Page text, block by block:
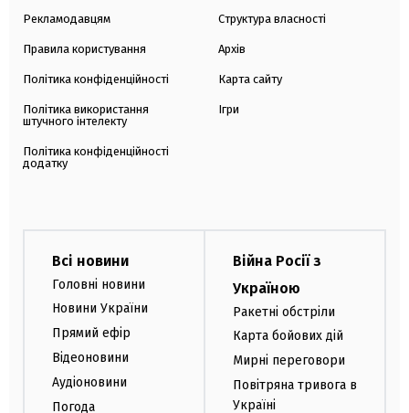
Рекламодавцям
Правила користування
Політика конфіденційності
Політика використання
штучного інтелекту
Політика конфіденційності
додатку
Структура власності
Архів
Карта сайту
Ігри
Всі новини
Головні новини
Новини України
Прямий ефір
Відеоновини
Аудіоновини
Погода
Війна Росії з
Україною
Ракетні обстріли
Карта бойових дій
Мирні переговори
Повітряна тривога в
Україні